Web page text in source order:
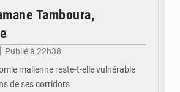
Tamboura,
Publié à 22h38
malienne reste-t-elle vulnérable
de ses corridors